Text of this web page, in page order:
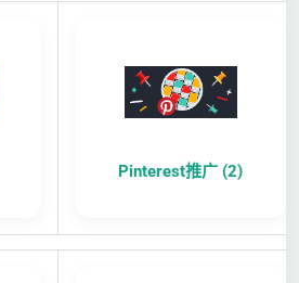
Pinterest推广 (2)